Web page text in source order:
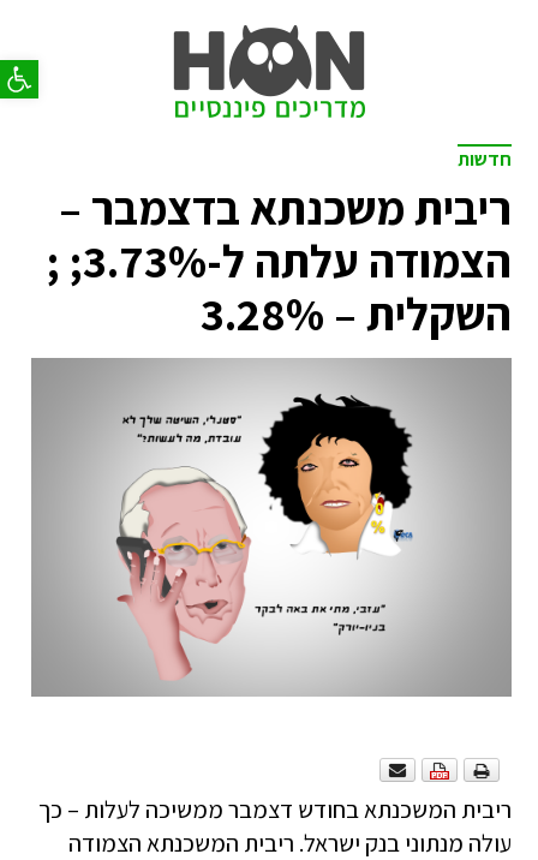
פתח
חדשות
ריבית משכנתא בדצמבר –
הצמודה עלתה ל-3.73%; ;
השקלית – 3.28%
ריבית המשכנתא בחודש דצמבר ממשיכה לעלות – כך
עולה מנתוני בנק ישראל. ריבית המשכנתא הצמודה